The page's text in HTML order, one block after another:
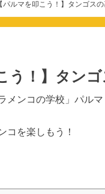
【パルマを叩こう！】タンゴス
う！】タン
メンコの学校」パル
コを楽しもう！